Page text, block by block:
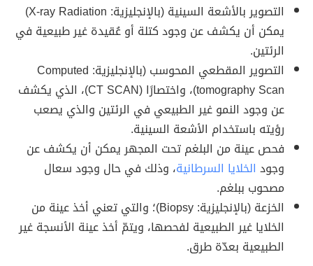
التصوير بالأشعة السينية (بالإنجليزية: X-ray Radiation)
يمكن أن يكشف عن وجود كتلة أو عُقيدة غير طبيعية في
الرئتين.
التصوير المقطعي المحوسب (بالإنجليزية: Computed
tomography Scan)، واختصارًا (CT SCAN)، الذي يكشف
عن وجود النمو غير الطبيعي في الرئتين والذي يصعب
رؤيته باستخدام الأشعة السينية.
فحص عينة من البلغم تحت المجهر يمكن أن يكشف عن
وجود الخلايا السرطانية، وذلك في حال وجود سعال
مصحوب ببلغم.
الخزعة (بالإنجليزية: Biopsy)؛ والتي تعني أخذ عينة من
الخلايا غير الطبيعية لفحصها، ويتمّ أخذ عينة الأنسجة غير
الطبيعية بعدّة طرق.